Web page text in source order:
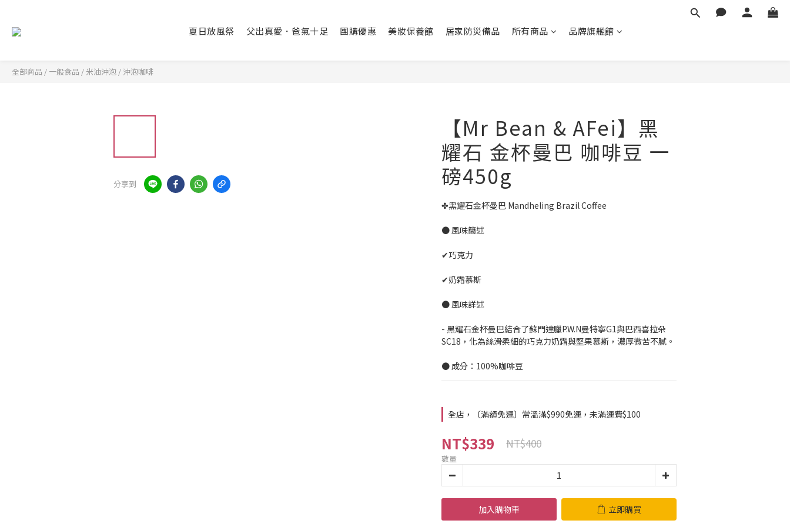
夏日放風祭 父出真愛．爸氣十足 團購優惠 美妝保養館 居家防災備品 所有商品 品牌旗艦館
全部商品 / 一般食品 / 米油沖泡 /沖泡咖啡
分享到
【Mr Bean & AFei】黑
耀石 金杯曼巴 咖啡豆 一
磅450g
✤黑耀石金杯曼巴 Mandheling Brazil Coffee
● 風味簡述
✔巧克力
✔奶霜慕斯
● 風味詳述
- 黑耀石金杯曼巴結合了蘇門達臘P.W.N曼特寧G1與巴西喜拉朵
SC18，化為絲滑柔細的巧克力奶霜與堅果慕斯，濃厚微苦不膩。
● 成分：100%咖啡豆
全店，〔滿額免運〕常溫滿$990免運，未滿運費$100
NT$339 NT$400
數量
加入購物車 立即購買